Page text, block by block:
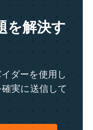
を解決す
ダーを使用し
実に送信して